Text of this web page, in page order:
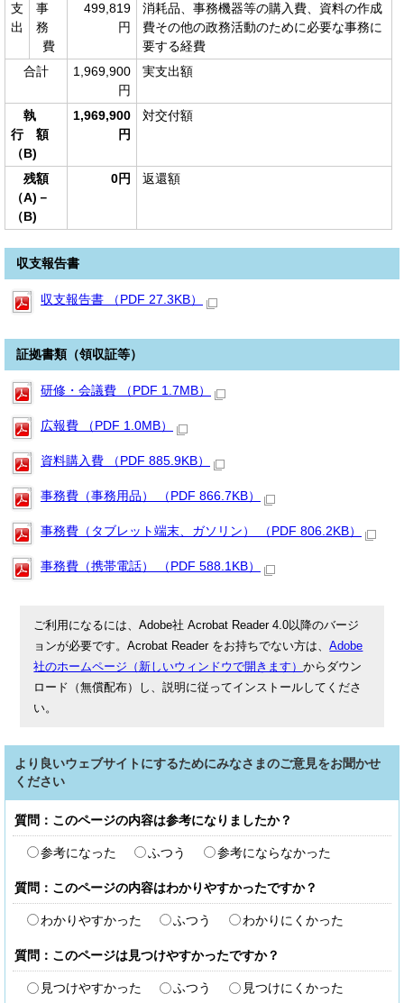
支
出
事
務
費
499,819
円
消耗品、事務機器等の購入費、資料の作成
費その他の政務活動のために必要な事務に
要する経費
合計
1,969,900
円
実支出額
執
行 額
（B)
1,969,900
円
対交付額
残額
（A)－
（B)
0円 返還額
収支報告書
収支報告書 （PDF 27.3KB）
証拠書類（領収証等）
研修・会議費 （PDF 1.7MB）
広報費 （PDF 1.0MB）
資料購入費 （PDF 885.9KB）
事務費（事務用品） （PDF 866.7KB）
事務費（タブレット端末、ガソリン） （PDF 806.2KB）
事務費（携帯電話） （PDF 588.1KB）
ご利用になるには、Adobe社 Acrobat Reader 4.0以降のバージ
ョンが必要です。Acrobat Reader をお持ちでない方は、Adobe
社のホームページ（新しいウィンドウで開きます）からダウン
ロード（無償配布）し、説明に従ってインストールしてくださ
い。
より良いウェブサイトにするためにみなさまのご意見をお聞かせ
ください
質問：このページの内容は参考になりましたか？
参考になった ふつう 参考にならなかった
質問：このページの内容はわかりやすかったですか？
わかりやすかった ふつう わかりにくかった
質問：このページは見つけやすかったですか？
見つけやすかった ふつう 見つけにくかった